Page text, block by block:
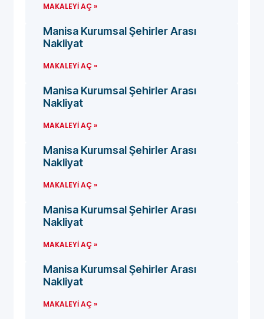
MAKALEYI AÇ »
Manisa Kurumsal Şehirler Arası
Nakliyat
MAKALEYI AÇ »
Manisa Kurumsal Şehirler Arası
Nakliyat
MAKALEYI AÇ »
Manisa Kurumsal Şehirler Arası
Nakliyat
MAKALEYI AÇ »
Manisa Kurumsal Şehirler Arası
Nakliyat
MAKALEYI AÇ »
Manisa Kurumsal Şehirler Arası
Nakliyat
MAKALEYI AÇ »